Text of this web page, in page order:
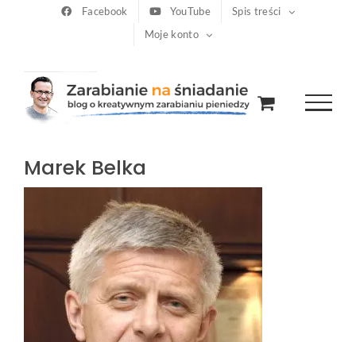
Facebook YouTube
Spis treści
Moje konto
Marek Belka